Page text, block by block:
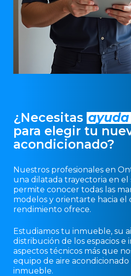
¿Necesitas
para elegir tu
acondicionado?
Nuestros profesionales en
una dilatada trayectoria en el
permite conocer todas las
modelos y orientarte hacia el
rendimiento ofrece.
Estudiamos tu inmueble, su
distribución de los espacios e
aspectos técnicos más que
equipo de aire
inmueble.